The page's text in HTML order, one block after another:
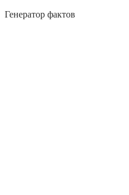
Генератор фактов